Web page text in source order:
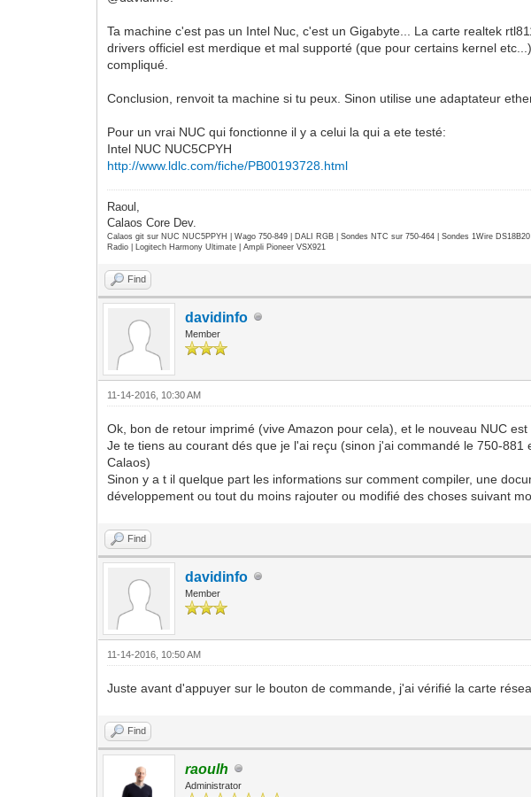
Ta machine c'est pas un Intel Nuc, c'est un Gigabyte... La carte realtek
drivers officiel est merdique et mal supporté (que pour certains kernel
compliqué.
Conclusion, renvoit ta machine si tu peux. Sinon utilise une adaptateur
Pour un vrai NUC qui fonctionne il y a celui la qui a ete testé:
Intel NUC NUC5CPYH
http://www.ldlc.com/fiche/PB00193728.html
Raoul,
Calaos Core Dev.
Calaos git sur NUC NUC5PPYH | Wago 750-849 | DALI RGB | Sondes NTC sur 750-464 | Sondes 1Wire
Radio | Logitech Harmony Ultimate | Ampli Pioneer VSX921
Find
davidinfo
Member
11-14-2016, 10:30 AM
Ok, bon de retour imprimé (vive Amazon pour cela), et le nouveau NUC
Je te tiens au courant dés que je l'ai reçu (sinon j'ai commandé le 750-
Calaos)
Sinon y a t il quelque part les informations sur comment compiler, une
développement ou tout du moins rajouter ou modifié des choses suivant
Find
davidinfo
Member
11-14-2016, 10:50 AM
Juste avant d'appuyer sur le bouton de commande, j'ai vérifié la carte
Find
raoulh
Administrator